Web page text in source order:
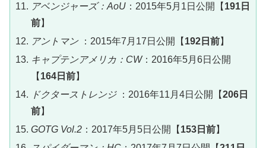
アベンジャーズ：AoU ：2015年5月1日公開【 191日
前】
アントマン ：2015年7月17日公開【 192日前】
キャプテンアメリカ：CW：2016年5月6日公開
【 164日前】
ドクターストレンジ ：2016年11月4日公開【206日
前】
GOTG Vol.2 ：2017年5月5日公開【 153日前】